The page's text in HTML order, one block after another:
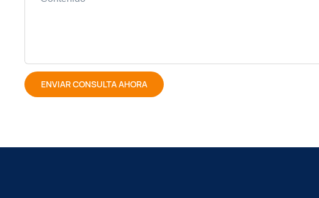
ENVIAR CONSULTA AHORA